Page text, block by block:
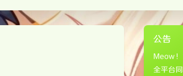
公告
Meow！
全平台